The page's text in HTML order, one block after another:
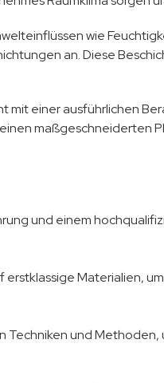
wie
an. Diese
mit einer ausführlichen
maßgeschneiderten
und einem
erstklassige Materialien,
Techniken und